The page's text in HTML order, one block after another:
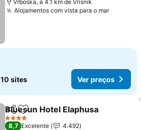
Vrboska, a 4.1 km de Vrisnik
Alojamentos com vista para o marVer
10 sites Ver preços
PartilharAdicionar aos favoritos
Bluesun Hotel Elaphusa
4 Estrelas
8,7 Excelente
4.492